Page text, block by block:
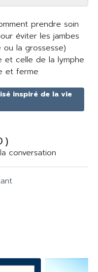
prendre soin
éviter les jambes
la grossesse)
et celle de la lymphe
et ferme
inspiré de la vie
)
conversation